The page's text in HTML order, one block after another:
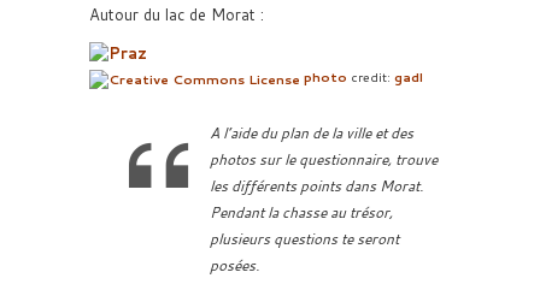
Autour du lac de Morat :
photo credit: gadl
A l’aide du plan de la ville et des
photos sur le questionnaire, trouve
les différents points dans Morat.
Pendant la chasse au trésor,
plusieurs questions te seront
posées.